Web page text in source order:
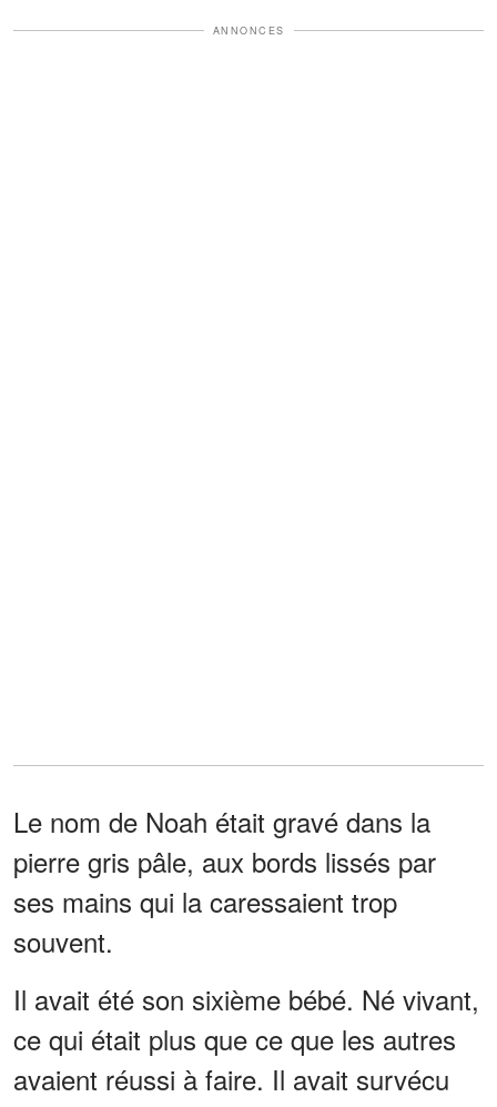
ANNONCES
Le nom de Noah était gravé dans la
pierre gris pâle, aux bords lissés par
ses mains qui la caressaient trop
souvent.
Il avait été son sixième bébé. Né vivant,
ce qui était plus que ce que les autres
avaient réussi à faire. Il avait survécu